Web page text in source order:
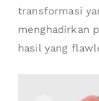
transformasi
menghadirkan
hasil yang